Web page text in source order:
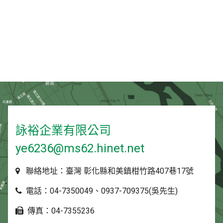
詠裕企業有限公司
ye6236@ms62.hinet.net
聯絡地址：臺灣 彰化縣和美鎮柑竹路407巷17號
電話：04-7350049、0937-709375(吳先生)
傳真：04-7355236